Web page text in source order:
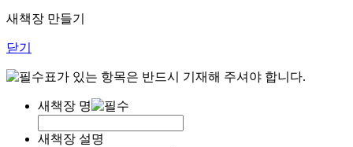
새책장 만들기
닫기
표가 있는 항목은 반드시 기재해 주셔야 합니다.
새책장 명
새책장 설명